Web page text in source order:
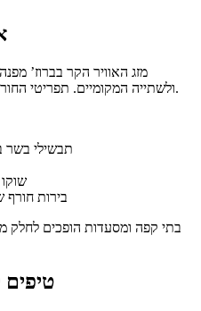
מזג האוויר הקר בברוז’
ולשתייה המקומיים. תפריטי החורף מדגישים חמימות, עשירות ומסורת.
תבשילי בשר
בירות חורף
בתי קפה ומסעדות הופכים לחלק
טיפים